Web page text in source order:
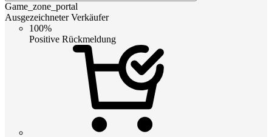
Game_zone_portal
Ausgezeichneter Verkäufer
100%
Positive Rückmeldung